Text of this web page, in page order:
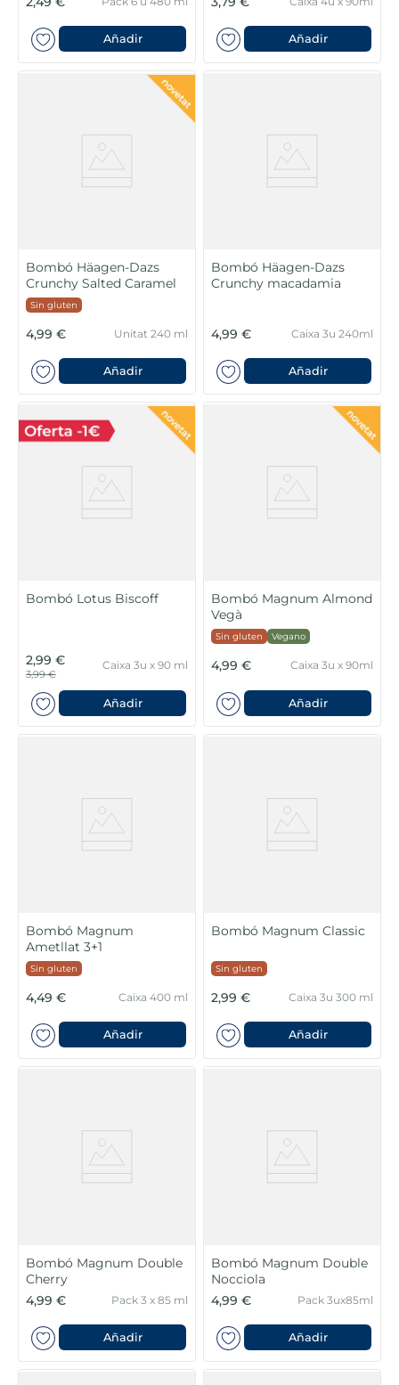
Añadir Añadir
Bombó Häagen-Dazs
Crunchy Salted Caramel
Sin gluten
4,99 € Unitat 240 ml
Añadir
Bombó Häagen-Dazs
Crunchy macadamia
4,99 € Caixa 3u 240ml
Añadir
Bombó Lotus Biscoff
2,99 €
3,99 €
Caixa 3u x 90 ml
Añadir
Bombó Magnum Almond
Vegà
Sin gluten Vegano
4,99 € Caixa 3u x 90ml
Añadir
Bombó Magnum
Ametllat 3+1
Sin gluten
4,49 € Caixa 400 ml
Añadir
Bombó Magnum Classic
Sin gluten
2,99 € Caixa 3u 300 ml
Añadir
Bombó Magnum Double
Cherry
4,99 €
Pack 3 x 85 ml
Añadir
Bombó Magnum Double
Nocciola
4,99 €
Pack 3ux85ml
Añadir